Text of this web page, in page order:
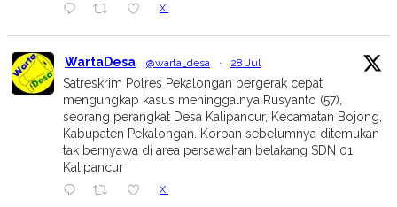
X
WartaDesa @warta_desa · 28 Jul
Satreskrim Polres Pekalongan bergerak cepat
mengungkap kasus meninggalnya Rusyanto (57),
seorang perangkat Desa Kalipancur, Kecamatan Bojong,
Kabupaten Pekalongan. Korban sebelumnya ditemukan
tak bernyawa di area persawahan belakang SDN 01
Kalipancur
X